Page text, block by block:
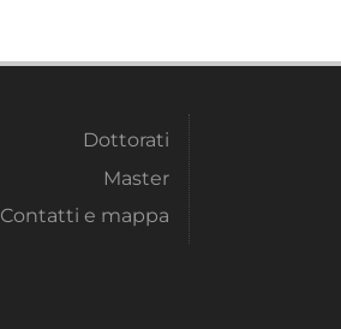
Dottorati
Master
Contatti e mappa